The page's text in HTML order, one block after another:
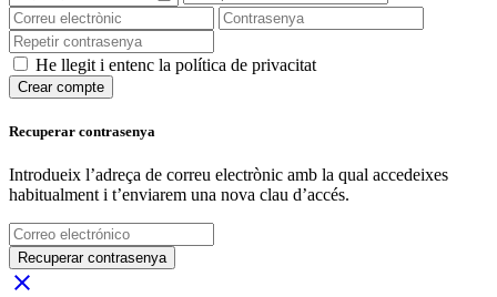
He llegit i entenc la política de privacitat
Crear compte
Recuperar contrasenya
Introdueix l’adreça de correu electrònic amb la qual accedeixes
habitualment i t’enviarem una nova clau d’accés.
Recuperar contrasenya
close